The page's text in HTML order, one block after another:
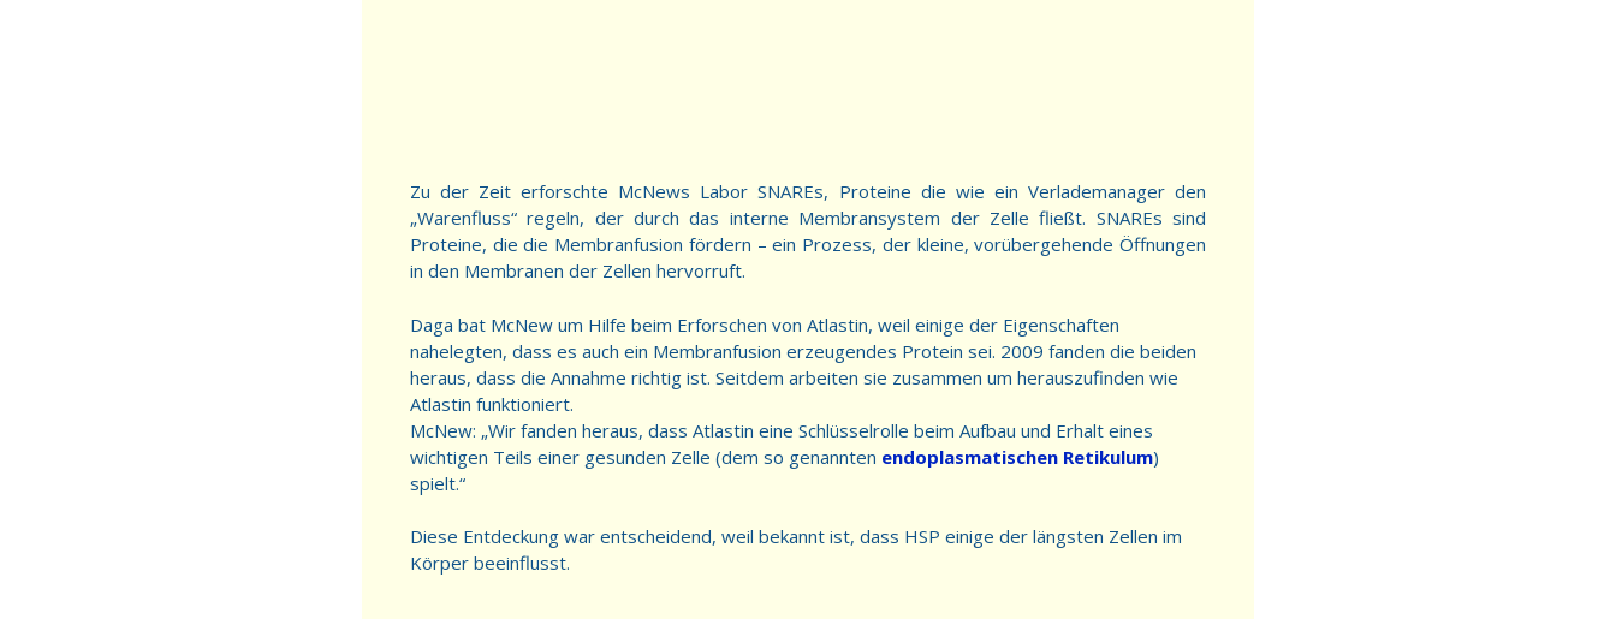
Zu der Zeit erforschte McNews Labor SNAREs, Proteine die wie ein Verlademanager den
„Warenfluss“ regeln, der durch das interne Membransystem der Zelle fließt. SNAREs sind
Proteine, die die Membranfusion fördern – ein Prozess, der kleine, vorübergehende Öffnungen
in den Membranen der Zellen hervorruft.
Daga bat McNew um Hilfe beim Erforschen von Atlastin, weil einige der Eigenschaften
nahelegten, dass es auch ein Membranfusion erzeugendes Protein sei. 2009 fanden die beiden
heraus, dass die Annahme richtig ist. Seitdem arbeiten sie zusammen um herauszufinden wie
Atlastin funktioniert.
McNew: „Wir fanden heraus, dass Atlastin eine Schlüsselrolle beim Aufbau und Erhalt eines
wichtigen Teils einer gesunden Zelle (dem so genannten endoplasmatischen Retikulum)
spielt.“
Diese Entdeckung war entscheidend, weil bekannt ist, dass HSP einige der längsten Zellen im
Körper beeinflusst.